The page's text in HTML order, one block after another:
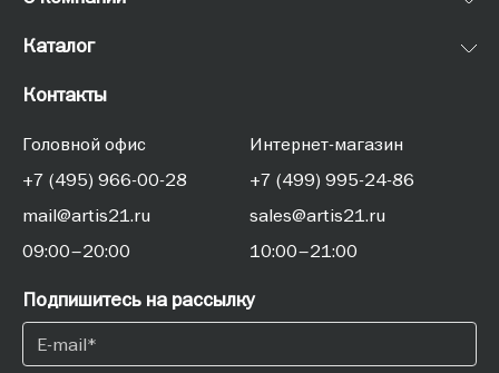
Каталог
Контакты
Головной офис
+7 (495) 966-00-28
mail@artis21.ru
09:00–20:00
Интернет-магазин
+7 (499) 995-24-86
sales@artis21.ru
10:00–21:00
Подпишитесь на рассылку